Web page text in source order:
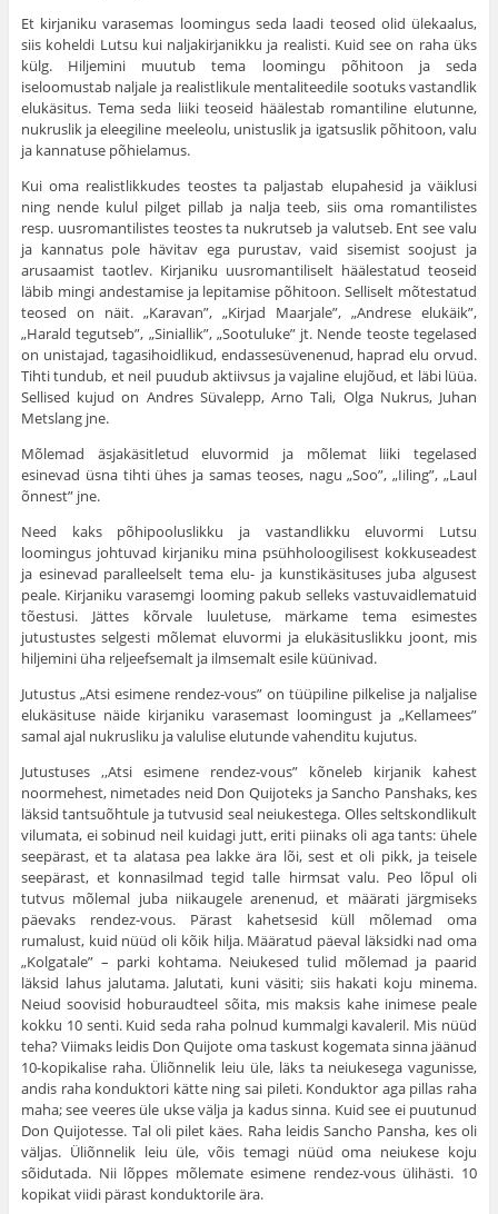
Et kirjaniku varasemas loomingus seda laadi teosed olid ülekaalus,
siis koheldi Lutsu kui naljakirjanikku ja realisti. Kuid see on raha üks
külg. Hiljemini muutub tema loomingu põhitoon ja seda
iseloomustab naljale ja realistlikule mentaliteedile sootuks vastandlik
elukäsitus. Tema seda liiki teoseid häälestab romantiline elutunne,
nukruslik ja eleegiline meeleolu, unistuslik ja igatsuslik põhitoon, valu
ja kannatuse põhielamus.
Kui oma realistlikkudes teostes ta paljastab elupahesid ja väiklusi
ning nende kulul pilget pillab ja nalja teeb, siis oma romantilistes
resp. uusromantilistes teostes ta nukrutseb ja valutseb. Ent see valu
ja kannatus pole hävitav ega purustav, vaid sisemist soojust ja
arusaamist taotlev. Kirjaniku uusromantiliselt häälestatud teoseid
läbib mingi andestamise ja lepitamise põhitoon. Selliselt mõtestatud
teosed on näit. „Karavan”, „Kirjad Maarjale”, „Andrese elukäik”,
„Harald tegutseb”, „Siniallik”, „Sootuluke” jt. Nende teoste tegelased
on unistajad, tagasihoidlikud, endassesüvenenud, haprad elu orvud.
Tihti tundub, et neil puudub aktiivsus ja vajaline elujõud, et läbi lüüa.
Sellised kujud on Andres Süvalepp, Arno Tali, Olga Nukrus, Juhan
Metslang jne.
Mõlemad äsjakäsitletud eluvormid ja mõlemat liiki tegelased
esinevad üsna tihti ühes ja samas teoses, nagu „Soo”, „Iiling”, „Laul
õnnest” jne.
Need kaks põhipooluslikku ja vastandlikku eluvormi Lutsu
loomingus johtuvad kirjaniku mina psühholoogilisest kokkuseadest
ja esinevad paralleelselt tema elu- ja kunstikäsituses juba algusest
peale. Kirjaniku varasemgi looming pakub selleks vastuvaidlematuid
tõestusi. Jättes kõrvale luuletuse, märkame tema esimestes
jutustustes selgesti mõlemat eluvormi ja elukäsituslikku joont, mis
hiljemini üha reljeefsemalt ja ilmsemalt esile küünivad.
Jutustus „Atsi esimene rendez-vous” on tüüpiline pilkelise ja naljalise
elukäsituse näide kirjaniku varasemast loomingust ja „Kellamees”
samal ajal nukrusliku ja valulise elutunde vahenditu kujutus.
Jutustuses ,,Atsi esimene rendez-vous” kõneleb kirjanik kahest
noormehest, nimetades neid Don Quijoteks ja Sancho Panshaks, kes
läksid tantsuõhtule ja tutvusid seal neiukestega. Olles seltskondlikult
vilumata, ei sobinud neil kuidagi jutt, eriti piinaks oli aga tants: ühele
seepärast, et ta alatasa pea lakke ära lõi, sest et oli pikk, ja teisele
seepärast, et konnasilmad tegid talle hirmsat valu. Peo lõpul oli
tutvus mõlemal juba niikaugele arenenud, et määrati järgmiseks
päevaks rendez-vous. Pärast kahetsesid küll mõlemad oma
rumalust, kuid nüüd oli kõik hilja. Määratud päeval läksidki nad oma
„Kolgatale” – parki kohtama. Neiukesed tulid mõlemad ja paarid
läksid lahus jalutama. Jalutati, kuni väsiti; siis hakati koju minema.
Neiud soovisid hoburaudteel sõita, mis maksis kahe inimese peale
kokku 10 senti. Kuid seda raha polnud kummalgi kavaleril. Mis nüüd
teha? Viimaks leidis Don Quijote oma taskust kogemata sinna jäänud
10-kopikalise raha. Üliõnnelik leiu üle, läks ta neiukesega vagunisse,
andis raha konduktori kätte ning sai pileti. Konduktor aga pillas raha
maha; see veeres üle ukse välja ja kadus sinna. Kuid see ei puutunud
Don Quijotesse. Tal oli pilet käes. Raha leidis Sancho Pansha, kes oli
väljas. Üliõnnelik leiu üle, võis temagi nüüd oma neiukese koju
sõidutada. Nii lõppes mõlemate esimene rendez-vous ülihästi. 10
kopikat viidi pärast konduktorile ära.